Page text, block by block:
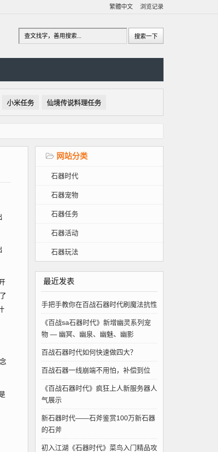
繁體中文 浏览记录
小米任务 仙境传说料理任务
网站分类
石器时代
石器宠物
石器任务
石器活动
石器玩法
最近发表
手把手教你在百战石器时代刷魔法抗性
《百战sa石器时代》新增幽灵系列宠
物 — 幽冥、幽泉、幽魅、幽影
百战石器时代如何快速做四大？
百战石器一线崩端不用怕，补偿到位
《百战石器时代》疯狂上人新服务器人
气展示
新石器时代——石斧鉴赏100万新石器
的石斧
初入江湖《石器时代》菜鸟入门精品攻